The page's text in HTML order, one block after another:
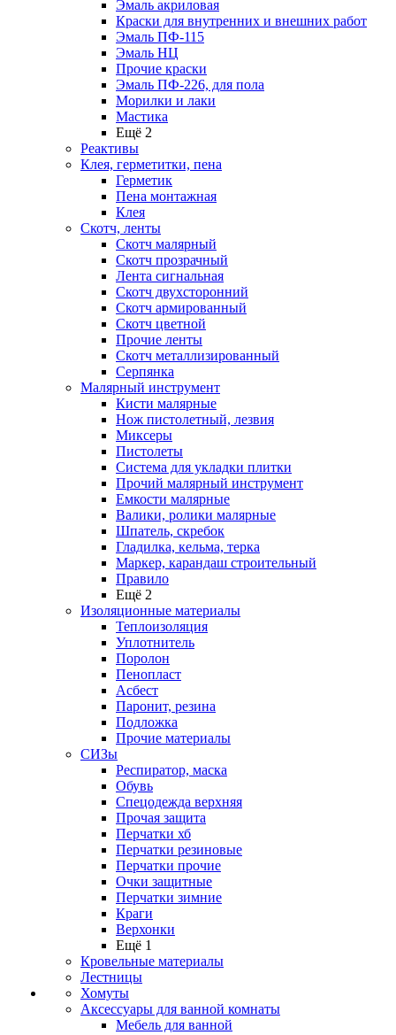
Эмаль акриловая
Краски для внутренних и внешних работ
Эмаль ПФ-115
Эмаль НЦ
Прочие краски
Эмаль ПФ-226, для пола
Морилки и лаки
Мастика
Ещё 2
Реактивы
Клея, герметитки, пена
Герметик
Пена монтажная
Клея
Скотч, ленты
Скотч малярный
Скотч прозрачный
Лента сигнальная
Скотч двухсторонний
Скотч армированный
Скотч цветной
Прочие ленты
Скотч металлизированный
Серпянка
Малярный инструмент
Кисти малярные
Нож пистолетный, лезвия
Миксеры
Пистолеты
Система для укладки плитки
Прочий малярный инструмент
Емкости малярные
Валики, ролики малярные
Шпатель, скребок
Гладилка, кельма, терка
Маркер, карандаш строительный
Правило
Ещё 2
Изоляционные материалы
Теплоизоляция
Уплотнитель
Поролон
Пенопласт
Асбест
Паронит, резина
Подложка
Прочие материалы
СИЗы
Респиратор, маска
Обувь
Спецодежда верхняя
Прочая защита
Перчатки хб
Перчатки резиновые
Перчатки прочие
Очки защитные
Перчатки зимние
Краги
Верхонки
Ещё 1
Кровельные материалы
Лестницы
Хомуты
Аксессуары для ванной комнаты
Мебель для ванной